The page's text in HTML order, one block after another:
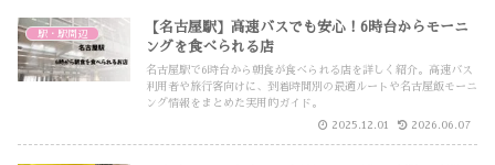
駅・駅周辺
【名古屋駅】高速バスでも安心！6時台からモーニ
ングを食べられる店
名古屋駅で6時台から朝食が食べられる店を詳しく紹介。高速バス
利用者や旅行客向けに、到着時間別の最適ルートや名古屋飯モーニ
ング情報をまとめた実用的ガイド。
2025.12.01 2026.06.07